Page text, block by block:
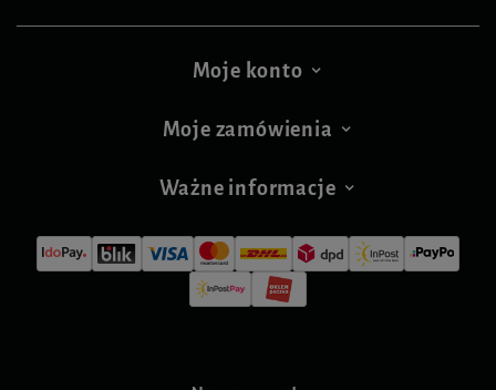
Moje konto
Moje zamówienia
Ważne informacje